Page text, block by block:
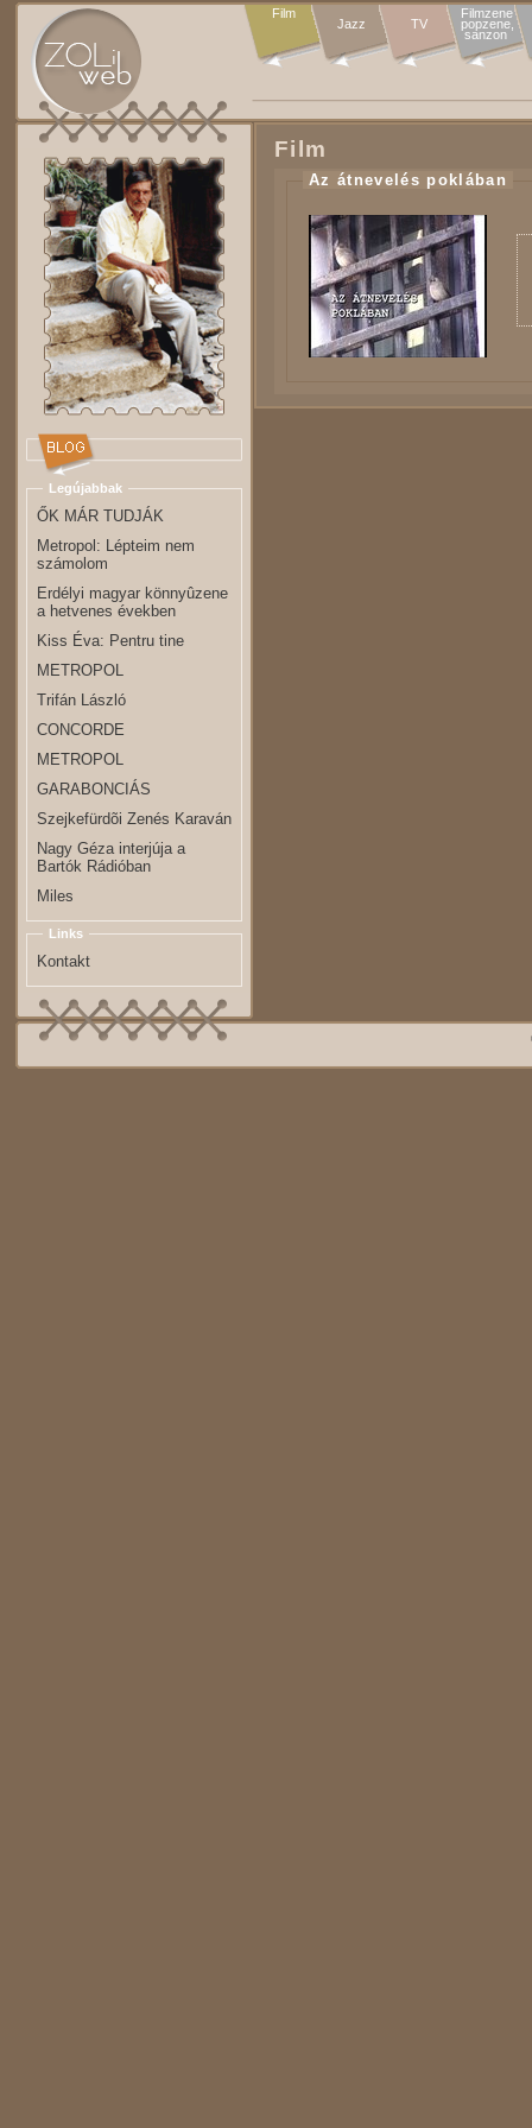
Film
Jazz TV
Filmzene
popzene,
sanzon
Film
Az átnevelés poklában
Legújabbak
ŐK MÁR TUDJÁK
Metropol: Lépteim nem
számolom
Erdélyi magyar könnyûzene
a hetvenes években
Kiss Éva: Pentru tine
METROPOL
Trifán László
CONCORDE
METROPOL
GARABONCIÁS
Szejkefürdõi Zenés Karaván
Nagy Géza interjúja a
Bartók Rádióban
Miles
Links
Kontakt